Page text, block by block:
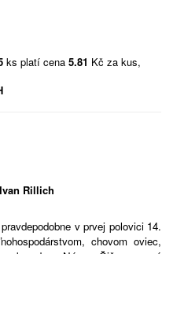
ks platí cena 5.81 Kč za kus,
Ivan Rillich
v prvej polovici 14.
chovom oviec,
bryndze. Názov Čičmany má